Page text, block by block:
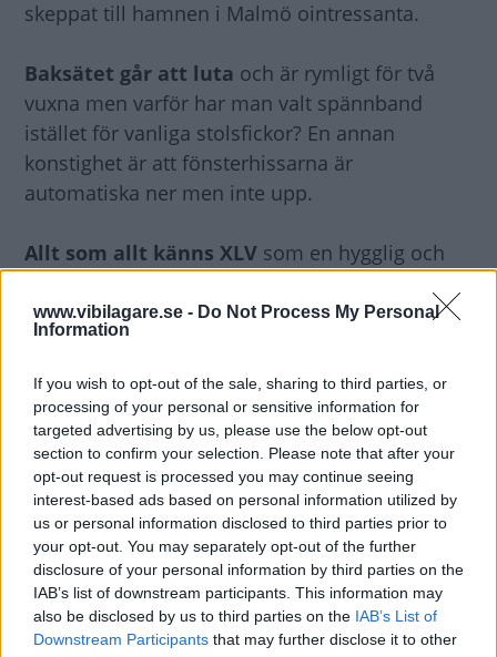
www.vibilagare.se - Do Not Process My Personal
Information
If you wish to opt-out of the sale, sharing to third parties, or
processing of your personal or sensitive information for
targeted advertising by us, please use the below opt-out
section to confirm your selection. Please note that after your
opt-out request is processed you may continue seeing
interest-based ads based on personal information utilized by
us or personal information disclosed to third parties prior to
your opt-out. You may separately opt-out of the further
disclosure of your personal information by third parties on the
IAB’s list of downstream participants. This information may
also be disclosed by us to third parties on the IAB’s List of
Downstream Participants that may further disclose it to other
skeppat till hamnen i Malmö ointressanta.
Baksätet går att luta och är rymligt för två
vuxna men varför har man valt spännband
istället för vanliga stolsfickor? En annan
konstighet är att fönsterhissarna är
automatiska ner men inte upp.
Allt som allt känns XLV som en hygglig och
koreaner och japaner men tillför inte så mycket
förutom bra utrymmen.
Det skulle väl vara priseti sådana fall.
SsangYong ligger lite lägre än Kia och Hyundai
utan att vara en utpräglad lågprisprodukt, titta
till exempel på provbilens prislapp.
Udda bilmärkenriskerar lägre
andrahandsvärde, privatleasing är därför ett
intressant alternativ. Ett frågetecken gäller
också krocksäkerheten. Bilen är ännu inte